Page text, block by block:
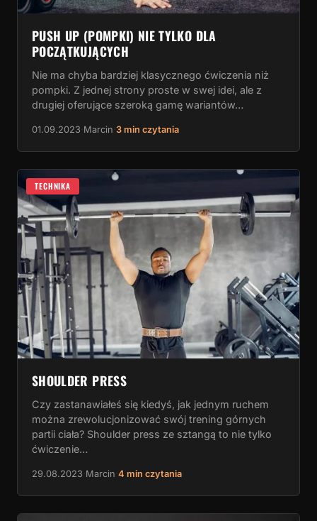
PUSH UP (POMPKI) NIE TYLKO DLA
POCZĄTKUJĄCYCH
Nie ma chyba bardziej klasycznego ćwiczenia niż
pompki. Z jednej strony proste w swej idei, ale z
drugiej oferujące szeroką gamę wariantów…
01.09.2023 Marcin 3 min czytania
TECHNIKA
SHOULDER PRESS
Czy zastanawiałeś się kiedyś, jak jednym ruchem
można zrewolucjonizować swój trening górnych
partii ciała? Shoulder press ze sztangą to nie tylko
ćwiczenie…
29.08.2023 Marcin 4 min czytania